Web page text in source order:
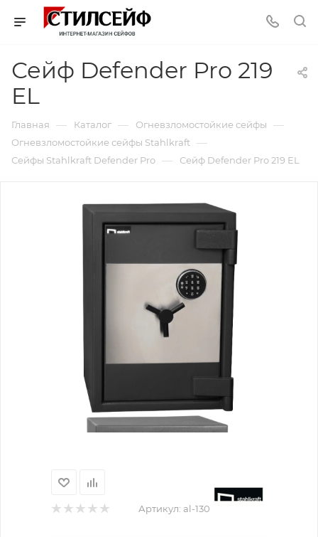
Сейф Defender Pro 219
EL
Главная — Каталог — Огневзломостойкие сейфы —
Огневзломостойкие сейфы Stahlkraft —
Сейфы Stahlkraft Defender Pro — Сейф Defender Pro 219 EL
Артикул: al-130